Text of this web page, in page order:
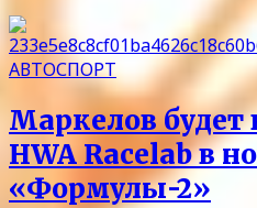
АВТОСПОРТ
Маркелов будет
HWA Racelab в
«Формулы-2»